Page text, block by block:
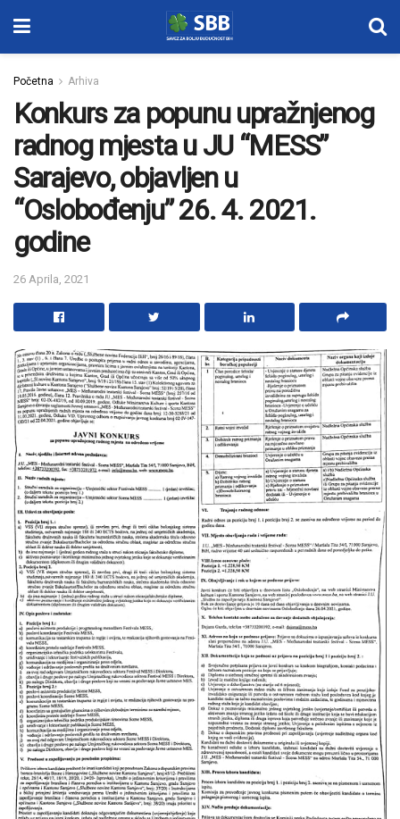
Početna Arhiva
Konkurs za popunu upražnjenog
radnog mjesta u JU “MESS”
Sarajevo, objavljen u
“Oslobođenju” 26. 4. 2021.
godine
26 Aprila, 2021